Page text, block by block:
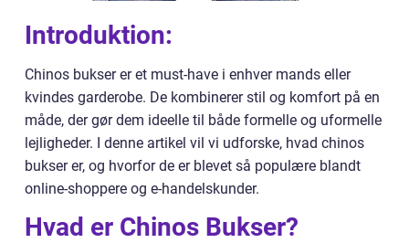
Introduktion:
Chinos bukser er et must-have i enhver mands eller
kvindes garderobe. De kombinerer stil og komfort på en
måde, der gør dem ideelle til både formelle og uformelle
lejligheder. I denne artikel vil vi udforske, hvad chinos
bukser er, og hvorfor de er blevet så populære blandt
online-shoppere og e-handelskunder.
Hvad er Chinos Bukser?